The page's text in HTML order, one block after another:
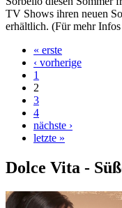
TV Shows ihren neuen
erhältlich. (Für mehr
« erste
‹ vorherige
1
2
3
4
nächste ›
letzte »
Dolce Vita -